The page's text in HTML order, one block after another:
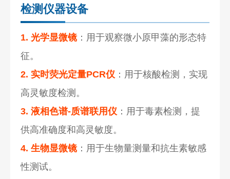
检测仪器设备
1. 光学显微镜：用于观察微小原甲藻的形态特
征。
2. 实时荧光定量PCR仪 ：用于核酸检测，实现
高灵敏度检测。
3. 液相色谱-质谱联用仪 ：用于毒素检测，提
供高准确度和高灵敏度。
4. 生物显微镜：用于生物量测量和抗生素敏感
性测试。